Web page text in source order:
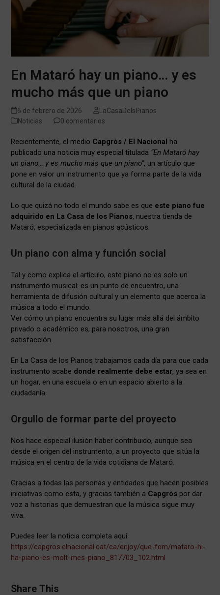
En Mataró hay un piano… y es
mucho más que un piano
6 de febrero de 2026
LaCasaDelsPianos
Noticias
0 comentarios
Recientemente, el medio Capgròs / El Nacional ha
publicado una noticia muy especial titulada “En Mataró hay
un piano… y es mucho más que un piano”, un artículo que
pone en valor un instrumento que ya forma parte de la vida
cultural de la ciudad.
Lo que quizá no todo el mundo sabe es que este piano fue
adquirido en La Casa de los Pianos, nuestra tienda de
Mataró, especializada en pianos acústicos.
Un piano con alma y función social
Tal y como explica el artículo, este piano no es solo un
instrumento musical: es un punto de encuentro, una
herramienta de difusión cultural y un elemento que acerca la
música a todo el mundo.
Ver cómo un piano encuentra su lugar más allá del ámbito
privado o académico es, para nosotros, una gran
satisfacción.
En La Casa de los Pianos trabajamos cada día para que cada
instrumento acabe donde realmente debe estar, ya sea en
un hogar, en una escuela o en un espacio abierto a la
ciudadanía.
Orgullo de formar parte del proyecto
Nos hace especial ilusión haber contribuido, aunque sea
desde el origen del instrumento, a un proyecto que sitúa la
música en el centro de la vida cotidiana de Mataró.
Gracias a todas las personas y entidades que hacen posibles
iniciativas como esta, y gracias también a Capgròs por dar
voz a historias que demuestran que la música sigue muy
viva.
Puedes leer la noticia completa aquí:
https://capgros.elnacional.cat/ca/enjoy/que-fem/mataro-hi-
ha-piano-es-molt-mes-piano_817703_102.html
Share This